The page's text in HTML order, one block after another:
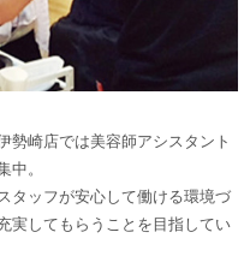
勢崎店では美容師アシスタント
中。
タッフが安心して働ける環境づ
実してもらうことを目指してい